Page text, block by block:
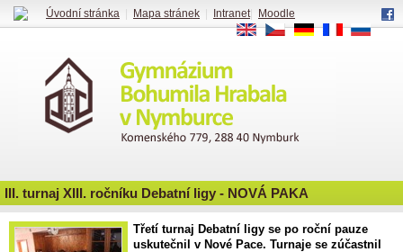
III. turnaj XIII. ročníku Debatní ligy - NOVÁ PAKA
Třetí turnaj Debatní ligy se po roční pauze
uskutečnil v Nové Pace. Turnaje se zúčastnil
Úvodní stránka Mapa stránek Intranet|
Moodle
EN
CS DE FR RU